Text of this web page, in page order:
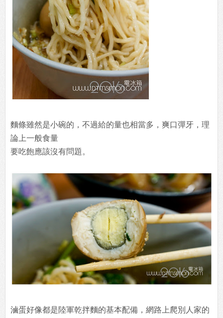
麵條雖然是小碗的，不過給的量也相當多，爽口彈牙，理
論上一般食量
要吃飽應該沒有問題。
滷蛋好像都是陸軍乾拌麵的基本配備，網路上爬別人家的